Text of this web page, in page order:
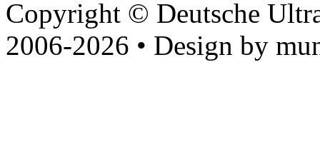
Copyright © Deutsche
2006-2026 • Design by